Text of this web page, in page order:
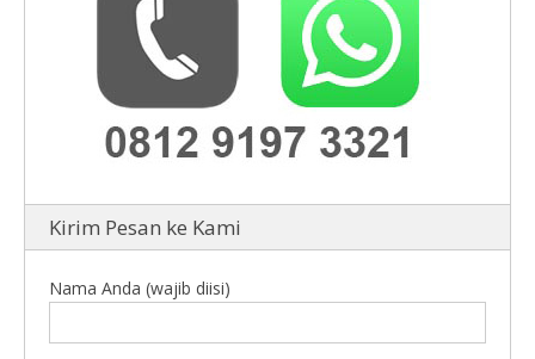
Kirim Pesan ke Kami
Nama Anda (wajib diisi)